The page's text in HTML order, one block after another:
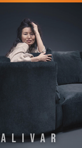
ALIVAR